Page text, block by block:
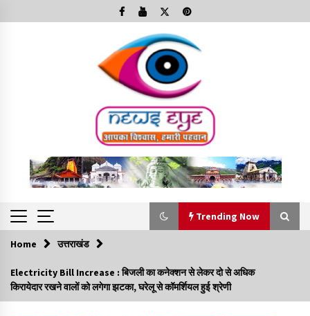
to
Trending Now
Trending Now
Minorities Rights Day : विश्व अल्पसंख्यक अधिकार दिवस
कार्यक्रम में शामिल हुए सीएम,आधुनिक मदरसों का नाम अब्दुल कलाम के नाम
Home उत्तराखंड
Electricity Bill Increase : बिजली का कनेक्शन से लेकर दो से अधिक
किरायेदार रखने वालों को लगेगा झटका, घरेलू से कॉमर्शियल हुई श्रेणी